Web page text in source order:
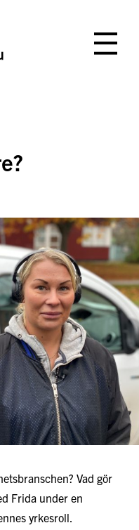
Vad gör
Frida under en
yrkesroll.